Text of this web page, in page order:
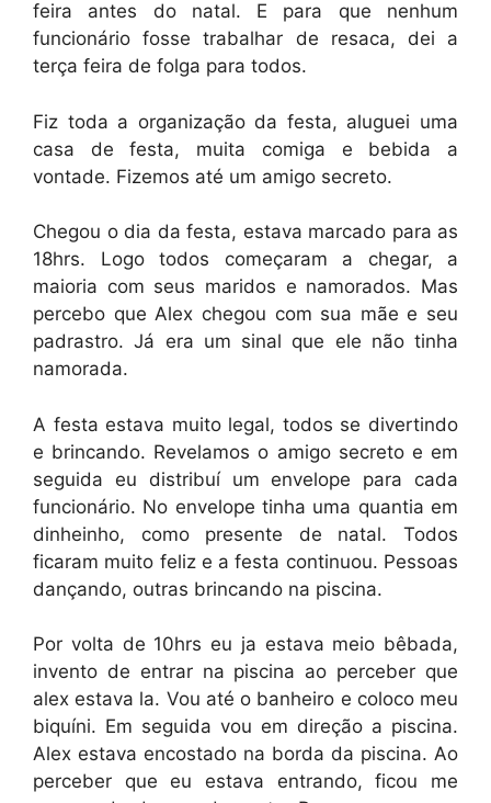
feira antes do natal. E para que nenhum
funcionário fosse trabalhar de resaca, dei a
terça feira de folga para todos.
Fiz toda a organização da festa, aluguei uma
casa de festa, muita comiga e bebida a
vontade. Fizemos até um amigo secreto.
Chegou o dia da festa, estava marcado para as
18hrs. Logo todos começaram a chegar, a
maioria com seus maridos e namorados. Mas
percebo que Alex chegou com sua mãe e seu
padrastro. Já era um sinal que ele não tinha
namorada.
A festa estava muito legal, todos se divertindo
e brincando. Revelamos o amigo secreto e em
seguida eu distribuí um envelope para cada
funcionário. No envelope tinha uma quantia em
dinheinho, como presente de natal. Todos
ficaram muito feliz e a festa continuou. Pessoas
dançando, outras brincando na piscina.
Por volta de 10hrs eu ja estava meio bêbada,
invento de entrar na piscina ao perceber que
alex estava la. Vou até o banheiro e coloco meu
biquíni. Em seguida vou em direção a piscina.
Alex estava encostado na borda da piscina. Ao
perceber que eu estava entrando, ficou me